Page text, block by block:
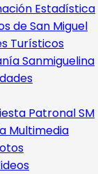
Estadística
de San Miguel
Turísticos
Sanmiguelina
Patronal SM
Multimedia